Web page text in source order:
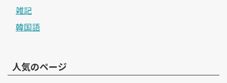
雑記
韓国語
人気のページ